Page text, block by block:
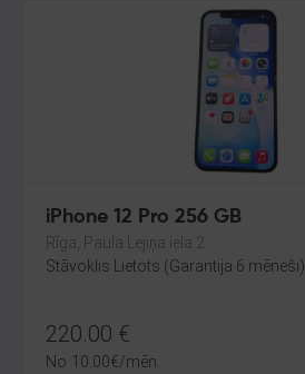
iPhone 12 Pro 256 GB
Rīga, Paula Lejiņa iela 2
Stāvoklis Lietots (Garantija 6 mēneši)
220.00 €
No 10.00€/mēn.